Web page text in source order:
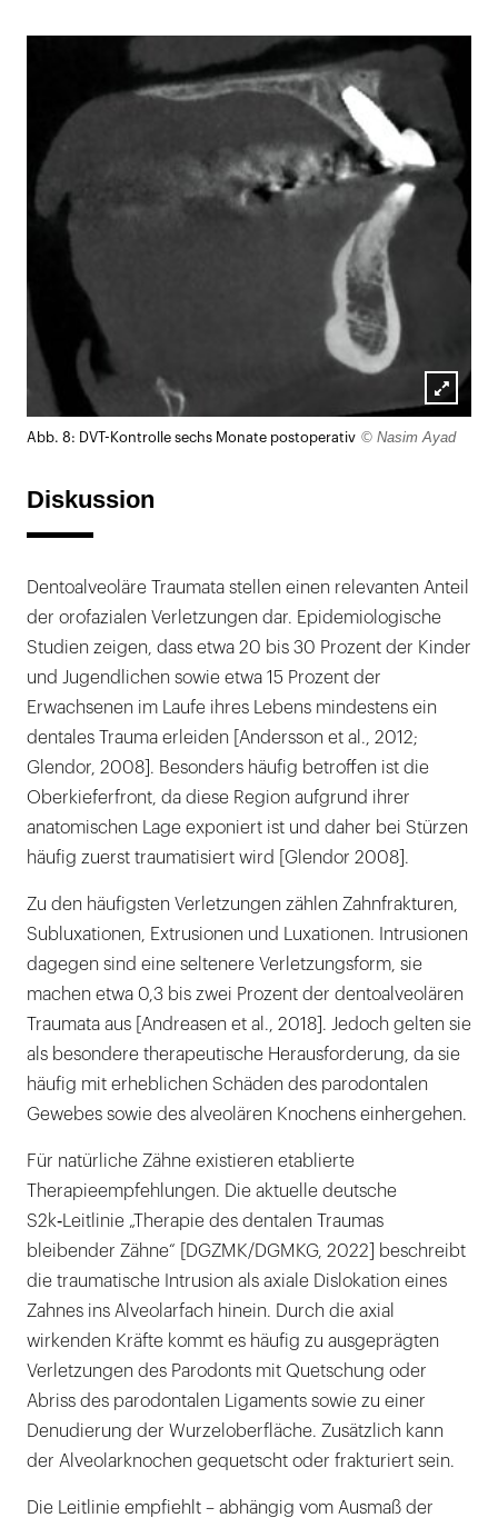
öffnen
Abb. 8: DVT-Kontrolle sechs Monate postoperativ © Nasim Ayad
Diskussion
Dentoalveoläre Traumata stellen einen relevanten Anteil
der orofazialen Verletzungen dar. Epidemiologische
Studien zeigen, dass etwa 20 bis 30 Prozent der Kinder
und Jugendlichen sowie etwa 15 Prozent der
Erwachsenen im Laufe ihres Lebens mindestens ein
dentales Trauma erleiden [Andersson et al., 2012;
Glendor, 2008]. Besonders häufig betroffen ist die
Oberkieferfront, da diese Region aufgrund ihrer
anatomischen Lage exponiert ist und daher bei Stürzen
häufig zuerst traumatisiert wird [Glendor 2008].
Zu den häufigsten Verletzungen zählen Zahnfrakturen,
Subluxationen, Extrusionen und Luxationen. Intrusionen
dagegen sind eine seltenere Verletzungsform, sie
machen etwa 0,3 bis zwei Prozent der dentoalveolären
Traumata aus [Andreasen et al., 2018]. Jedoch gelten sie
als besondere therapeutische Herausforderung, da sie
häufig mit erheblichen Schäden des parodontalen
Gewebes sowie des alveolären Knochens einhergehen.
Für natürliche Zähne existieren etablierte
Therapieempfehlungen. Die aktuelle deutsche
S2k‑Leitlinie „Therapie des dentalen Traumas
bleibender Zähne“ [DGZMK/DGMKG, 2022] beschreibt
die traumatische Intrusion als axiale Dislokation eines
Zahnes ins Alveolarfach hinein. Durch die axial
wirkenden Kräfte kommt es häufig zu ausgeprägten
Verletzungen des Parodonts mit Quetschung oder
Abriss des parodontalen Ligaments sowie zu einer
Denudierung der Wurzeloberfläche. Zusätzlich kann
der Alveolarknochen gequetscht oder frakturiert sein.
Die Leitlinie empfiehlt – abhängig vom Ausmaß der